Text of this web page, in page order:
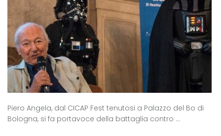
Piero Angela, dal CICAP Fest tenutosi a Palazzo del Bo di
Bologna, si fa portavoce della battaglia contro ...